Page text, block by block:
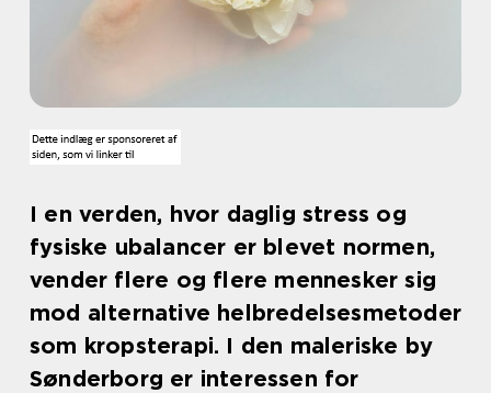
I en verden, hvor daglig stress og
fysiske ubalancer er blevet normen,
vender flere og flere mennesker sig
mod alternative helbredelsesmetoder
som kropsterapi. I den maleriske by
Sønderborg er interessen for